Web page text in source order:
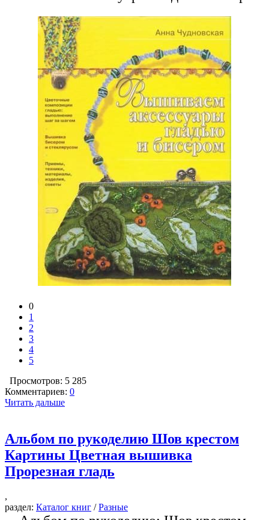
0
1
2
3
4
5
Просмотров: 5 285
Комментариев: 0
Читать дальше
Альбом по рукоделию Шов крестом
Картины Цветная вышивка
Прорезная гладь
,
раздел: Каталог книг /Разные